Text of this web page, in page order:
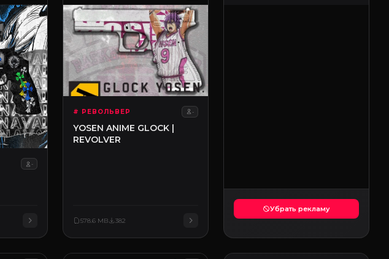
-
# РЕВОЛЬВЕР -
YOSEN ANIME GLOCK |
REVOLVER
578.6 MB 382
Убрать рекламу